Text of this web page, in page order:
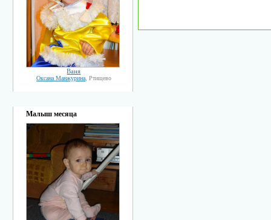
Ваня
Оксана Манжурина, Ртищево
Малыш месяца